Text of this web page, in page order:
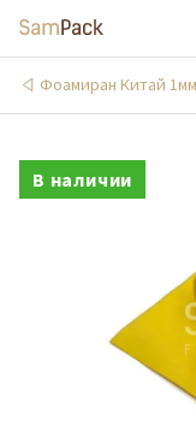
Фоамиран Китай
В наличии